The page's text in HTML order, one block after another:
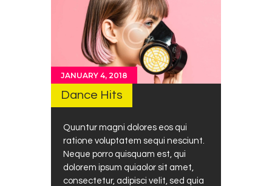
JANUARY 4, 2018
Dance Hits
Quuntur magni dolores eos qui
ratione voluptatem sequi nesciunt.
Neque porro quisquam est, qui
dolorem ipsum quiaolor sit amet,
consectetur, adipisci velit, sed quia